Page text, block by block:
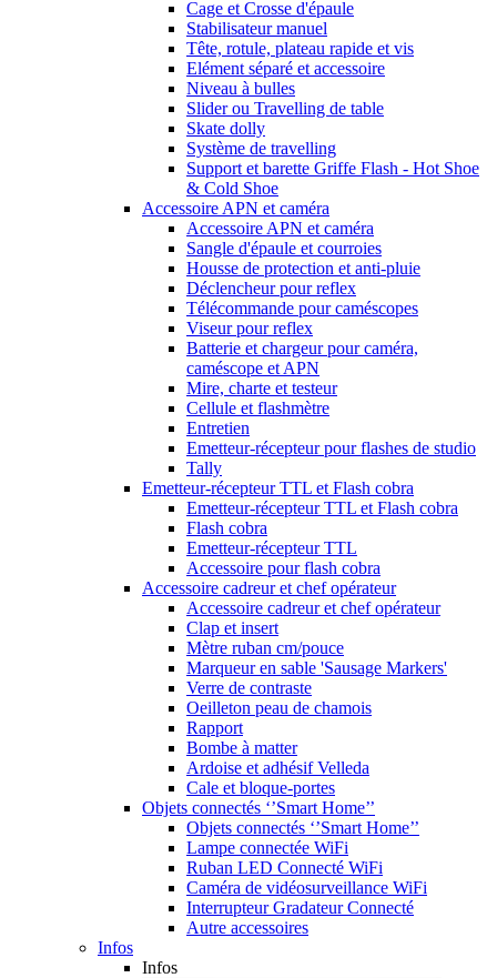
Cage et Crosse d'épaule
Stabilisateur manuel
Tête, rotule, plateau rapide et vis
Elément séparé et accessoire
Niveau à bulles
Slider ou Travelling de table
Skate dolly
Système de travelling
Support et barette Griffe Flash - Hot Shoe
& Cold Shoe
Accessoire APN et caméra
Accessoire APN et caméra
Sangle d'épaule et courroies
Housse de protection et anti-pluie
Déclencheur pour reflex
Télécommande pour caméscopes
Viseur pour reflex
Batterie et chargeur pour caméra,
caméscope et APN
Mire, charte et testeur
Cellule et flashmètre
Entretien
Emetteur-récepteur pour flashes de studio
Tally
Emetteur-récepteur TTL et Flash cobra
Emetteur-récepteur TTL et Flash cobra
Flash cobra
Emetteur-récepteur TTL
Accessoire pour flash cobra
Accessoire cadreur et chef opérateur
Accessoire cadreur et chef opérateur
Clap et insert
Mètre ruban cm/pouce
Marqueur en sable 'Sausage Markers'
Verre de contraste
Oeilleton peau de chamois
Rapport
Bombe à matter
Ardoise et adhésif Velleda
Cale et bloque-portes
Objets connectés ‘’Smart Home’’
Objets connectés ‘’Smart Home’’
Lampe connectée WiFi
Ruban LED Connecté WiFi
Caméra de vidéosurveillance WiFi
Interrupteur Gradateur Connecté
Autre accessoires
Infos
Infos